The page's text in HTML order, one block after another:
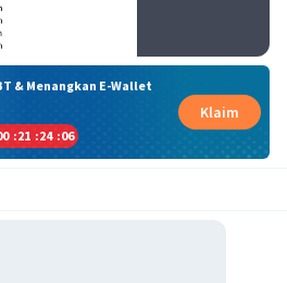
& Menangkan E-Wallet
:21 :24 :06
Klaim